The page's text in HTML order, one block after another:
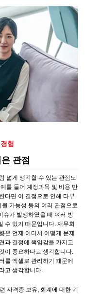
험
관점
넓게 생각할 수 있는 관점도
를 들어 계정과목 및 비용 반
다면 이 결정으로 인해 타부
가능성 등의 여러 관점으로
슈가 발생하였을 때 여러 방
수 있기 때문입니다. 재무회
은 언제 어디서 어떻게 문제
과 결정에 책임감을 가지고
이 중요하다고 생각합니다.
를 엑셀로 관리하기 때문에
고 생각합니다.
자격증 보유, 회계에 대한 기